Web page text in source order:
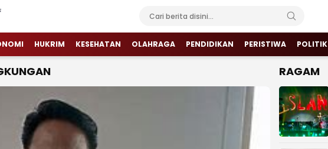
HUKRIM KESEHATAN OLAHRAGA PENDIDIKAN PERISTIWA POLITIK
RAGAM